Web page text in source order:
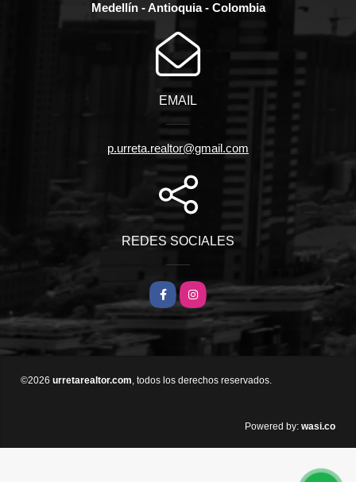
Medellín - Antioquia - Colombia
EMAIL
p.urreta.realtor@gmail.com
REDES SOCIALES
FacebookInstagram
©2026 urretarealtor.com, todos los derechos reservados.
Powered by: wasi.co